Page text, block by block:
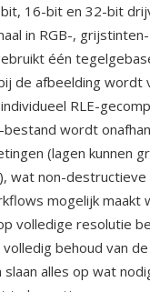
16-bit en 32-bit
in RGB-,
één
de afbeelding wordt
RLE-
bestand wordt
(lagen kunnen
wat non-destructieve
mogelijk maakt
volledige resolutie
behoud van
slaan alles op wat